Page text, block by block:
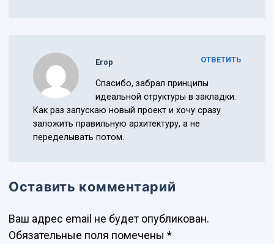
ОТВЕТИТЬ
Егор
Спасибо, забрал принципы
идеальной структуры в закладки.
Как раз запускаю новый проект и хочу сразу
заложить правильную архитектуру, а не
переделывать потом.
Оставить комментарий
Ваш адрес email не будет опубликован.
Обязательные поля помечены *